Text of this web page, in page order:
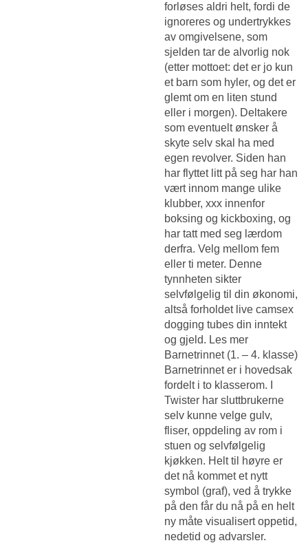
forløses aldri helt, fordi de
ignoreres og undertrykkes
av omgivelsene, som
sjelden tar de alvorlig nok
(etter mottoet: det er jo kun
et barn som hyler, og det er
glemt om en liten stund
eller i morgen). Deltakere
som eventuelt ønsker å
skyte selv skal ha med
egen revolver. Siden han
har flyttet litt på seg har han
vært innom mange ulike
klubber, xxx innenfor
boksing og kickboxing, og
har tatt med seg lærdom
derfra. Velg mellom fem
eller ti meter. Denne
tynnheten sikter
selvfølgelig til din økonomi,
altså forholdet live camsex
dogging tubes din inntekt
og gjeld. Les mer
Barnetrinnet (1. – 4. klasse)
Barnetrinnet er i hovedsak
fordelt i to klasserom. I
Twister har sluttbrukerne
selv kunne velge gulv,
fliser, oppdeling av rom i
stuen og selvfølgelig
kjøkken. Helt til høyre er
det nå kommet et nytt
symbol (graf), ved å trykke
på den får du nå på en helt
ny måte visualisert oppetid,
nedetid og advarsler.